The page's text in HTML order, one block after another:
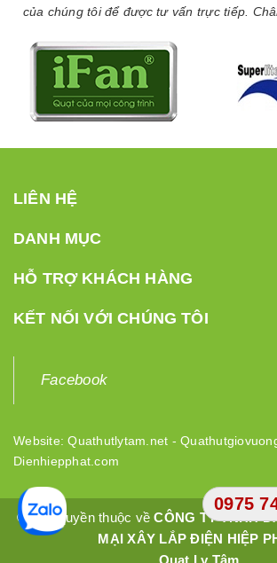
của chúng tôi để được tư vấn trực tiếp.
LIÊN HỆ
DANH MỤC
HỖ TRỢ KHÁCH HÀNG
KẾT NỐI VỚI CHÚNG TÔI
Facebook
Website:Quathutlytam.net -
Dienhiepphat.com
© Bản quyền thuộc vềCÔNG TY TNHH
MẠI XÂY LẮP ĐIỆN HIỆP
0975